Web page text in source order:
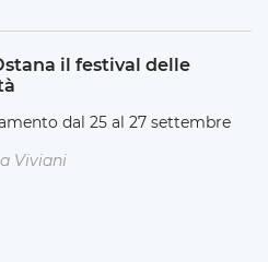
il festival delle
dal 25 al 27 settembre
Viviani